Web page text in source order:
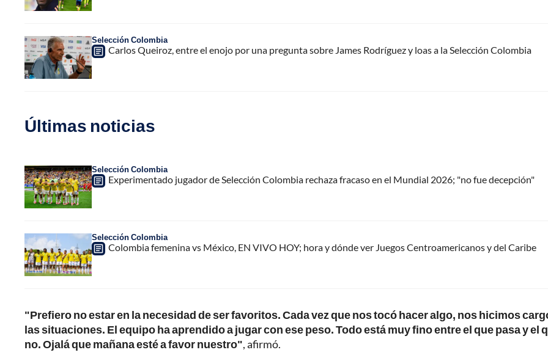
Selección Colombia
Carlos Queiroz, entre el enojo por una pregunta sobre James Rodríguez y loas a la Selección Colombia
Últimas noticias
Selección Colombia
Experimentado jugador de Selección Colombia rechaza fracaso en el Mundial 2026; "no fue decepción"
Selección Colombia
Colombia femenina vs México, EN VIVO HOY; hora y dónde ver Juegos Centroamericanos y del Caribe
"Prefiero no estar en la necesidad de ser favoritos. Cada vez que nos tocó hacer algo, nos hicimos
las situaciones. El equipo ha aprendido a jugar con ese peso. Todo está muy fino entre el que pasa y el
no. Ojalá que mañana esté a favor nuestro", afirmó.